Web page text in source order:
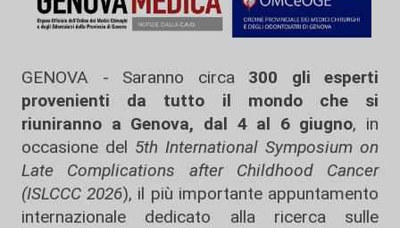
GENOVA - Saranno circa 300 gli esperti
provenienti da tutto il mondo che si
riuniranno a Genova, dal 4 al 6 giugno, in
occasione del 5th International Symposium on
Late Complications after Childhood Cancer
(ISLCCC 2026), il più importante appuntamento
internazionale dedicato alla ricerca sulle